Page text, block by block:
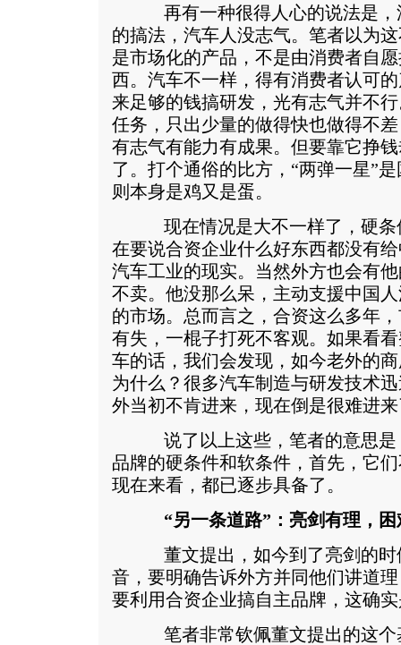
再有一种很得人心的说法是，
的搞法，汽车人没志气。笔者以为
是市场化的产品，不是由消费者自
西。汽车不一样，得有消费者认可
来足够的钱搞研发，光有志气并不
任务，只出少量的做得快也做得不
有志气有能力有成果。但要靠它挣
了。打个通俗的比方，“两弹一星”
则本身是鸡又是蛋。
现在情况是大不一样了，硬条
在要说合资企业什么好东西都没有
汽车工业的现实。当然外方也会有
不卖。他没那么呆，主动支援中国
的市场。总而言之，合资这么多年
有失，一棍子打死不客观。如果看
车的话，我们会发现，如今老外的
为什么？很多汽车制造与研发技术
外当初不肯进来，现在倒是很难进
说了以上这些，笔者的意思是
品牌的硬条件和软条件，首先，它
现在来看，都已逐步具备了。
“另一条道路”：亮剑有理，困
董文提出，如今到了亮剑的时
音，要明确告诉外方并同他们讲道
要利用合资企业搞自主品牌，这确
笔者非常钦佩董文提出的这个